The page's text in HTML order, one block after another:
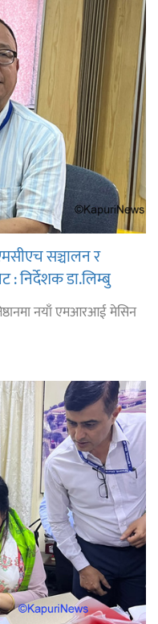
सञ्चालन र
निर्देशक डा.लिम्बु
नयाँ एमआरआई मेसिन